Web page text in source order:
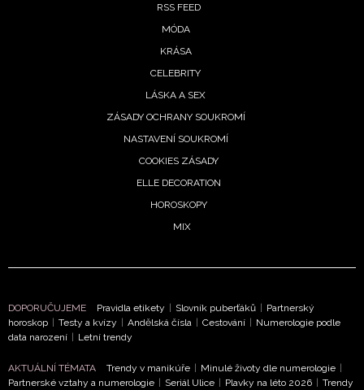
RSS FEED
MÓDA
KRÁSA
CELEBRITY
LÁSKA A SEX
ZÁSADY OCHRANY SOUKROMÍ
NASTAVENÍ SOUKROMÍ
COOKIES ZÁSADY
ELLE DECORATION
HOROSKOPY
MIX
DOPORUČUJEME Pravidla etikety | Slovník puberťáků | Partnerský
horoskop | Testy a kvízy | Andělská čísla | Cestování | Numerologie podle
data narození | Letní trendy
AKTUÁLNÍ TÉMATA Trendy v manikúře | Minulé životy dle numerologie |
Partnerské vztahy a numerologie | Seriál Ulice | Plavky na léto 2026 | Trendy